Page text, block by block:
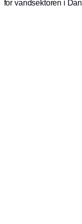
for vandsektoren i